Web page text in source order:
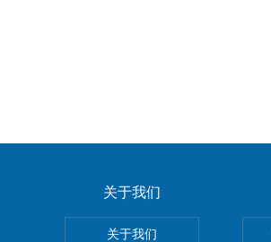
关于我们
关于我们